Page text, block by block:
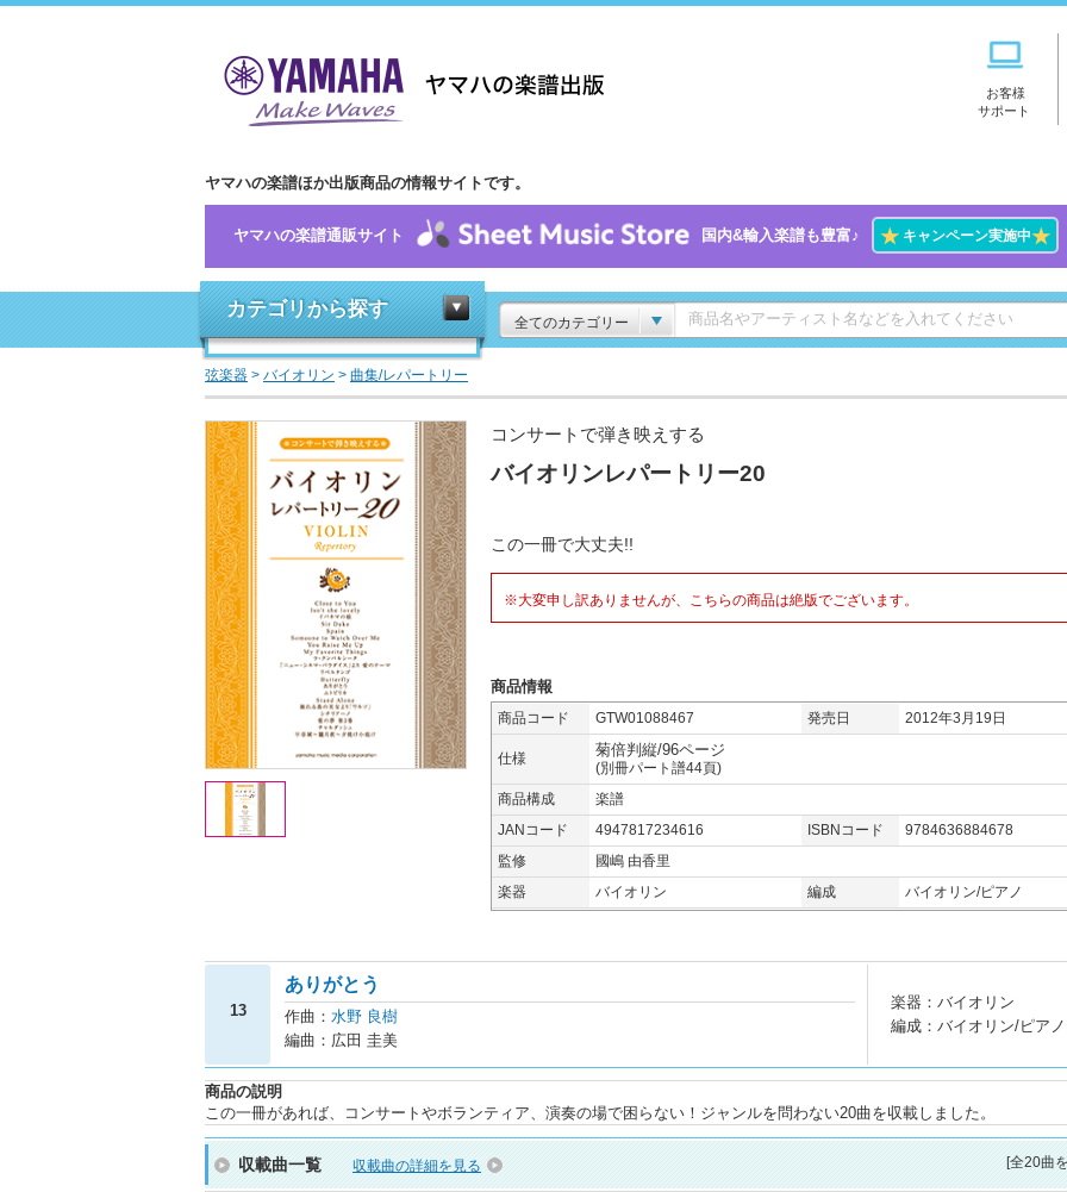
お客様
サポート
ヤマハの楽譜ほか出版商品の情報サイトです。
ヤマハの楽譜通販サイト 国内&輸入楽譜も豊富♪ ★キャンペーン実施中★
カテゴリから探す
全てのカテゴリー
弦楽器 > バイオリン > 曲集/レパートリー
コンサートで弾き映えする
バイオリンレパートリー20
この一冊で大丈夫!!
※大変申し訳ありませんが、こちらの商品は絶版でございます。
商品情報
商品コード GTW01088467 発売日 2012年3月19日
仕様 菊倍判縦/96ページ
(別冊パート譜44頁)
商品構成
楽譜
JANコード
4947817234616 ISBNコード
9784636884678
監修
國嶋 由香里
楽器
バイオリン 編成 バイオリン/ピアノ
13
ありがとう
作曲： 水野 良樹
編曲：広田 圭美
楽器：バイオリン
編成：バイオリン/ピアノ
商品の説明
この一冊があれば、コンサートやボランティア、演奏の場で困らない！ジャンルを問わない20曲を収載しました。
収載曲一覧 収載曲の詳細を見る [全20曲